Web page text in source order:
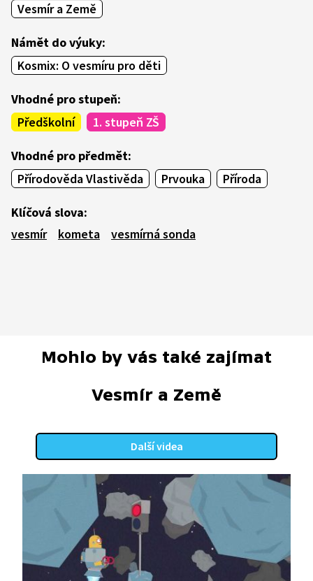
Vesmír a Země
Námět do výuky:
Kosmix: O vesmíru pro děti
Vhodné pro stupeň:
Předškolní
1. stupeň ZŠ
Vhodné pro předmět:
Přírodověda Vlastivěda
Prvouka Příroda
Klíčová slova:
vesmír
kometa vesmírná sonda
Mohlo by vás také zajímat
Vesmír a Země
Další videa